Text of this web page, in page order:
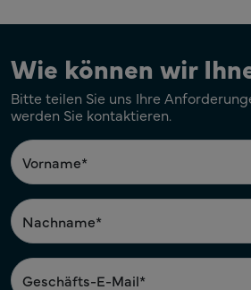
Wie können wir
Bitte teilen Sie uns Ihre
werden Sie kontaktieren.